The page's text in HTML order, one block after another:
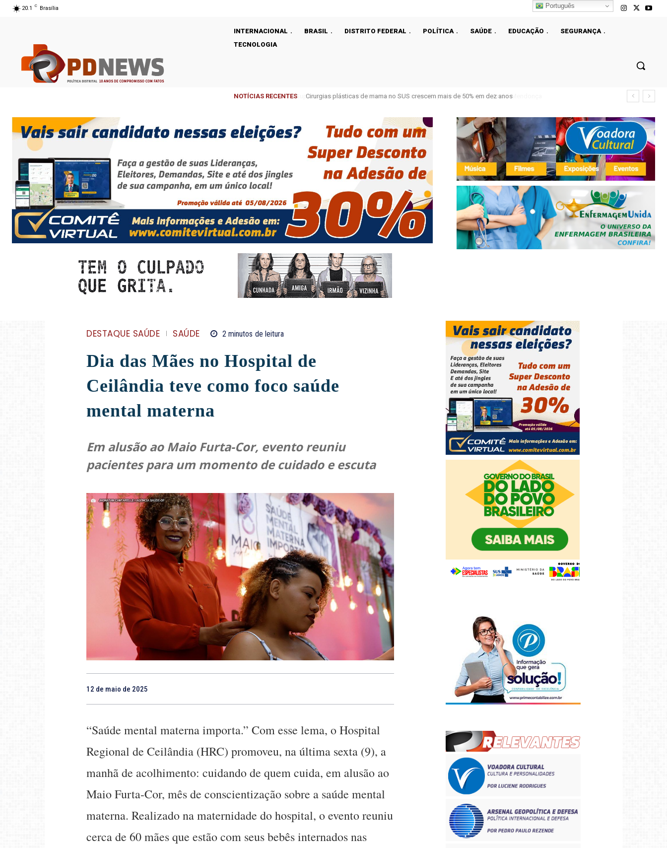
20.1 C Brasília
INTERNACIONAL BRASIL DISTRITO FEDERAL POLÍTICA SAÚDE EDUCAÇÃO
SEGURANÇA
TECNOLOGIA
NOTÍCIAS RECENTES Cirurgias plásticas de mama no SUS crescem mais de 50% em dez anos
DESTAQUE SAÚDE SAÚDE 2 minutos de leitura
Dia das Mães no Hospital de
Ceilândia teve como foco saúde
mental materna
Em alusão ao Maio Furta-Cor, evento reuniu
pacientes para um momento de cuidado e escuta
12 de maio de 2025
“Saúde mental materna importa.” Com esse lema, o Hospital
Regional de Ceilândia (HRC) promoveu, na última sexta (9), a
manhã de acolhimento: cuidando de quem cuida, em alusão ao
Maio Furta-Cor, mês de conscientização sobre a saúde mental
materna. Realizado na maternidade do hospital, o evento reuniu
cerca de 60 mães que estão com seus bebês internados nas
Português